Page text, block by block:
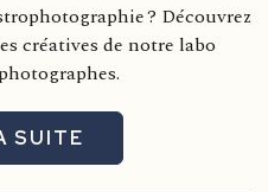
? Découvrez
créatives de notre labo
SUITE